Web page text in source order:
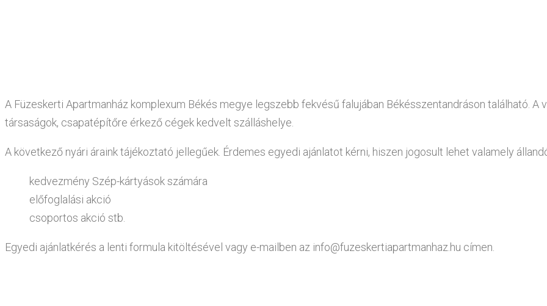
A Füzeskerti Apartmanház komplexum Békés megye legszebb fekvésű falujában Békésszentandráson található. A
társaságok, csapatépítőre érkező cégek kedvelt szálláshelye.
A következő nyári áraink tájékoztató jellegűek. Érdemes egyedi ajánlatot kérni, hiszen jogosult lehet valamely
kedvezmény Szép-kártyások számára
előfoglalási akció
csoportos akció stb.
Egyedi ajánlatkérés a lenti formula kitöltésével vagy e-mailben az info@fuzeskertiapartmanhaz.hu címen.